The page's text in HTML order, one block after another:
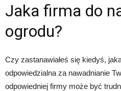
Jaka firma do
ogrodu?
Czy zastanawiałeś się kiedyś,
odpowiedzialna za nawadnianie
odpowiedniej firmy może być